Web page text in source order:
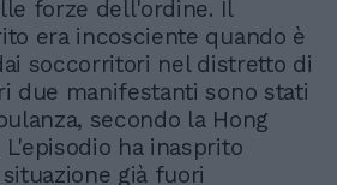
forze dell'ordine. Il
era incosciente quando è
soccorritori nel distretto di
due manifestanti sono stati
secondo la Hong
L'episodio ha inasprito
già fuori